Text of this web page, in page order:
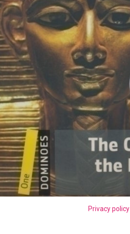
Privacy policy